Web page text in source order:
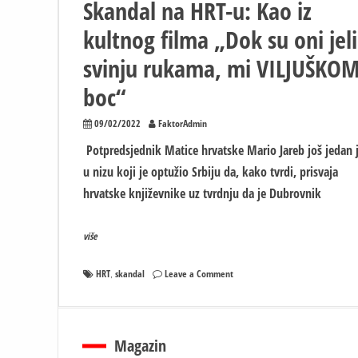
Skandal na HRT-u: Kao iz
kultnog filma „Dok su oni jeli
svinju rukama, mi
boc“
09/02/2022 FaktorAdmin
Potpredsjednik Matice hrvatske Mario Jareb još jedan
u nizu koji je optužio Srbiju da, kako tvrdi, prisvaja
hrvatske književnike uz tvrdnju da je Dubrovnik
više
HRT skandal Leave a Commenton
na
Magazin